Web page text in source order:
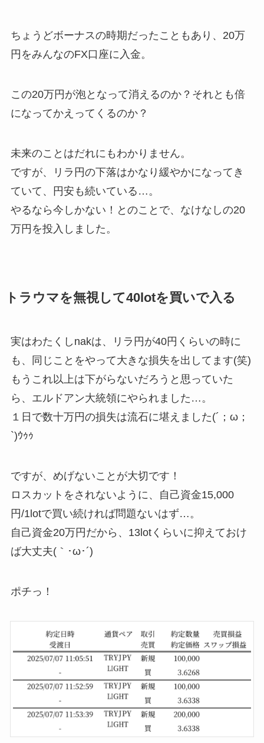
ちょうどボーナスの時期だったこともあり、20万
円をみんなのFX口座に入金。
この20万円が泡となって消えるのか？それとも倍
になってかえってくるのか？
未来のことはだれにもわかりません。
ですが、リラ円の下落はかなり緩やかになってき
ていて、円安も続いている…。
やるなら今しかない！とのことで、なけなしの20
万円を投入しました。
トラウマを無視して40lotを買いで入る
実はわたくしnakは、リラ円が40円くらいの時に
も、同じことをやって大きな損失を出してます(笑)
もうこれ以上は下がらないだろうと思っていた
ら、エルドアン大統領にやられました…。
１日で数十万円の損失は流石に堪えました(´；ω；
`)ｳｩｩ
ですが、めげないことが大切です！
ロスカットをされないように、自己資金15,000
円/1lotで買い続ければ問題ないはず…。
自己資金20万円だから、13lotくらいに抑えておけ
ば大丈夫(｀･ω･´)
ポチっ！